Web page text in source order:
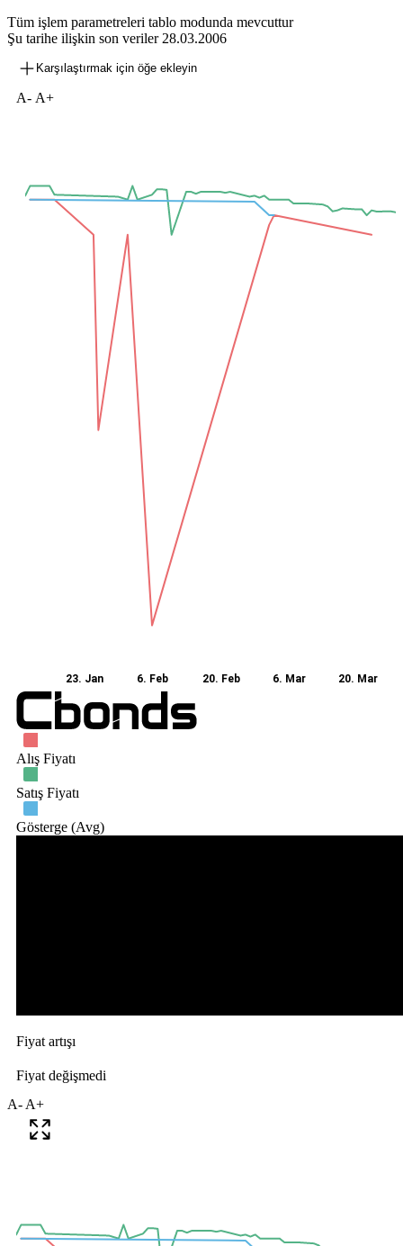
Tüm işlem parametreleri tablo modunda mevcuttur
Şu tarihe ilişkin son veriler 28.03.2006
Karşılaştırmak için öğe ekleyin
A- A+